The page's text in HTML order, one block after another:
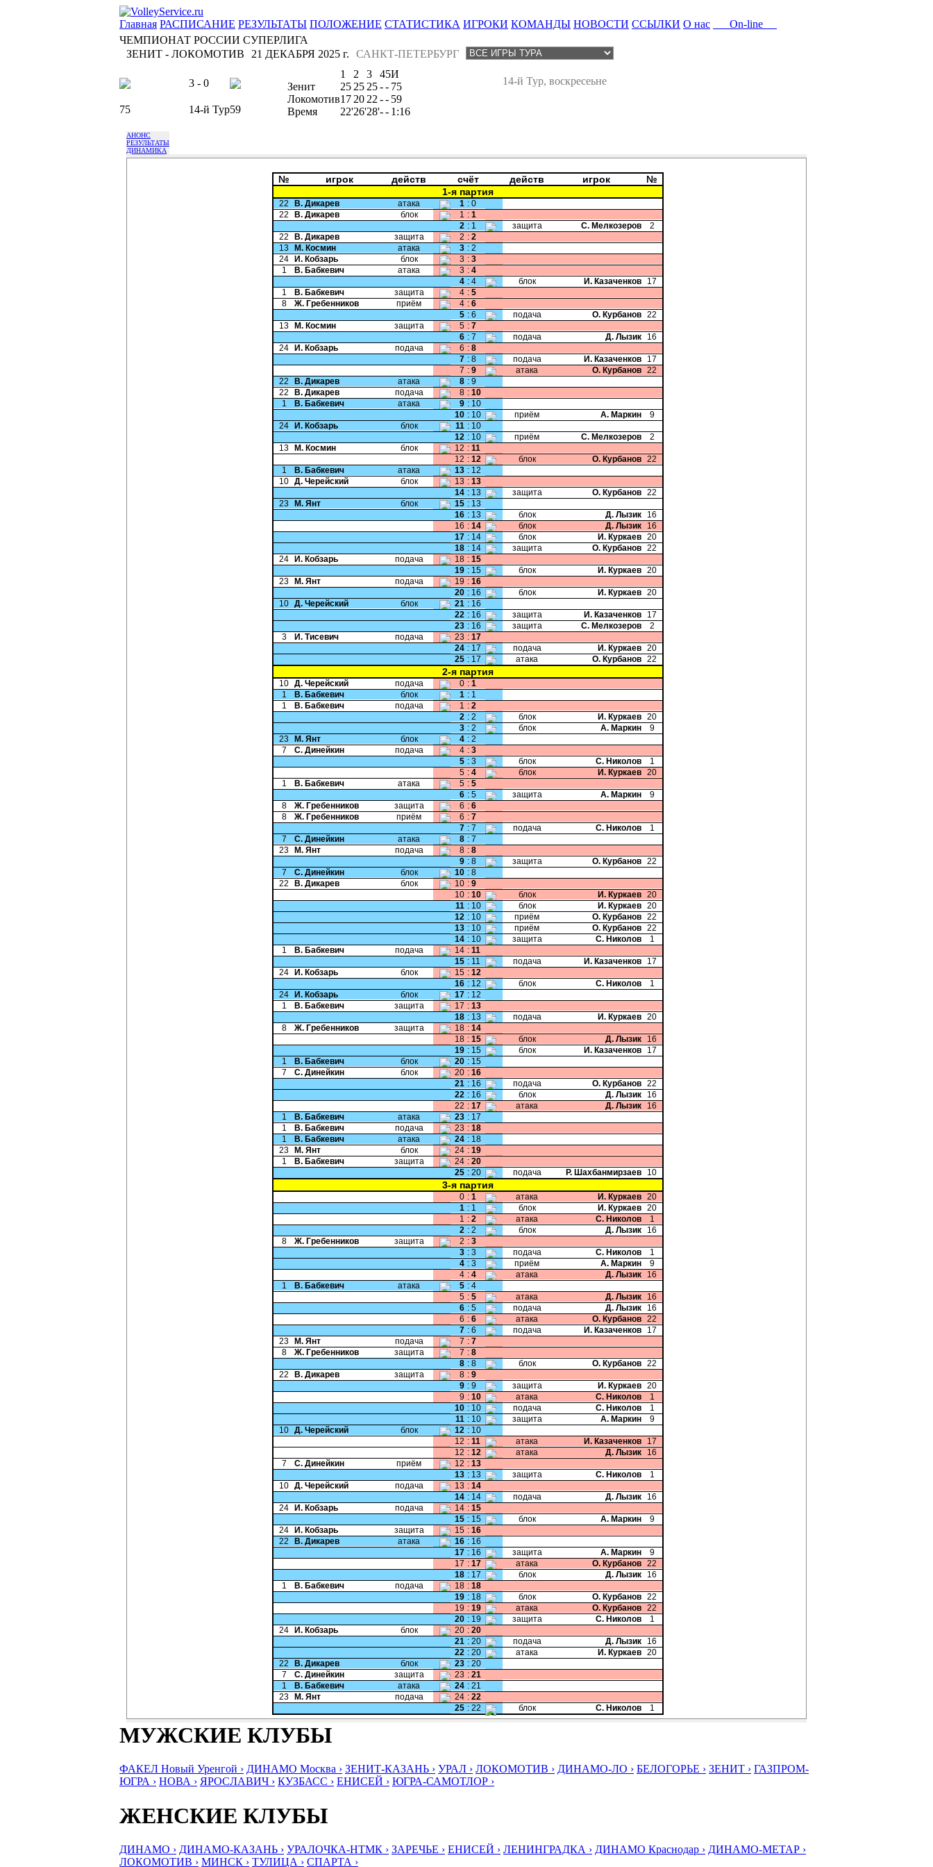
Главная РАСПИСАНИЕ РЕЗУЛЬТАТЫ ПОЛОЖЕНИЕ СТАТИСТИКА ИГРОКИ КОМАНДЫ НОВОСТИ ССЫЛКИ О нас
On-line
ЧЕМПИОНАТ РОССИИ СУПЕРЛИГА
ЗЕНИТ - ЛОКОМОТИВ
САНКТ-ПЕТЕРБУРГ
21 ДЕКАБРЯ 2025 г.
3 - 0
75 14-й Тур59
14-й Тур, воскресеьне
1 2 3 45И
Зенит
25 25 25-- 75
Локомотив17 20 22 -- 59
Время
22'26'28'-- 1:16
АНОНС
РЕЗУЛЬТАТЫ
ДИНАМИКА
№ игрок действ счёт действ игрок
№
1-я партия
22 В. Дикарев атака 1 : 0
22
В. Дикарев блок 1 : 1
2 : 1 защита С. Мелкозеров
2
22
В. Дикарев защита 2 : 2
13
М. Космин атака 3 : 2
24
И. Кобзарь блок 3 : 3
1
В. Бабкевич атака 3 : 4
4 : 4 блок И. Казаченков
17
1
В. Бабкевич защита 4 : 5
8
Ж. Гребенников приём 4 : 6
5 : 6 подача О. Курбанов 22
13
М. Космин защита 5 : 7
6 : 7 подача Д. Лызик
16
24
И. Кобзарь подача 6 : 8
7 : 8 подача И. Казаченков
17
7 : 9 атака О. Курбанов 22
22
В. Дикарев атака 8 : 9
22
В. Дикарев подача 8 : 10
1
В. Бабкевич атака 9 : 10
10 : 10 приём А. Маркин
9
24
И. Кобзарь блок 11 : 10
12 : 10 приём С. Мелкозеров
2
13
М. Космин блок 12 : 11
12 : 12 блок О. Курбанов 22
1
В. Бабкевич атака 13 : 12
10 Д. Черейский блок 13 : 13
14 : 13 защита О. Курбанов 22
23
М. Янт блок 15 : 13
16 : 13 блок Д. Лызик
16
16 : 14 блок Д. Лызик
16
17 : 14 блок И. Куркаев 20
18 : 14 защита О. Курбанов 22
24
И. Кобзарь подача 18 : 15
19 : 15 блок И. Куркаев 20
23
М. Янт подача 19 : 16
20 : 16 блок И. Куркаев 20
10 Д. Черейский блок 21 : 16
22 : 16 защита И. Казаченков
17
23 : 16 защита С. Мелкозеров
2
3
И. Тисевич подача 23 : 17
24 : 17 подача И. Куркаев 20
25 : 17 атака О. Курбанов 22
2-я партия
10 Д. Черейский подача 0 : 1
1
В. Бабкевич блок 1 : 1
1
В. Бабкевич подача 1 : 2
2 : 2 блок И. Куркаев 20
3 : 2 блок А. Маркин
9
23
М. Янт блок 4 : 2
7
С. Динейкин подача 4 : 3
5 : 3 блок С. Николов
1
5 : 4 блок И. Куркаев 20
1
В. Бабкевич атака 5 : 5
6 : 5 защита А. Маркин
9
8
Ж. Гребенников защита 6 : 6
8
Ж. Гребенников приём 6 : 7
7 : 7 подача С. Николов
1
7
С. Динейкин атака 8 : 7
23
М. Янт подача 8 : 8
9 : 8 защита О. Курбанов 22
7
С. Динейкин блок 10 : 8
22
В. Дикарев блок 10 : 9
10 : 10 блок И. Куркаев 20
11 : 10 блок И. Куркаев 20
12 : 10 приём О. Курбанов 22
13 : 10 приём О. Курбанов 22
14 : 10 защита С. Николов
1
1
В. Бабкевич подача 14 : 11
15 : 11 подача И. Казаченков
17
24
И. Кобзарь блок 15 : 12
16 : 12 блок С. Николов
1
24
И. Кобзарь блок 17 : 12
1
В. Бабкевич защита 17 : 13
18 : 13 подача И. Куркаев 20
8
Ж. Гребенников защита 18 : 14
18 : 15 блок Д. Лызик
16
19 : 15 блок И. Казаченков
17
1
В. Бабкевич блок 20 : 15
7
С. Динейкин блок 20 : 16
21 : 16 подача О. Курбанов 22
22 : 16 блок Д. Лызик
16
22 : 17 атака Д. Лызик
16
1
В. Бабкевич атака 23 : 17
1
В. Бабкевич подача 23 : 18
1
В. Бабкевич атака 24 : 18
23
М. Янт блок 24 : 19
1
В. Бабкевич защита 24 : 20
25 : 20 подача Р. Шахбанмирзаев 10
3-я партия
0 : 1 атака И. Куркаев 20
1 : 1 блок И. Куркаев 20
1 : 2 атака С. Николов
1
2 : 2 блок Д. Лызик
16
8
Ж. Гребенников защита 2 : 3
3 : 3 подача С. Николов
1
4 : 3 приём А. Маркин
9
4 : 4 атака Д. Лызик
16
1
В. Бабкевич атака 5 : 4
5 : 5 атака Д. Лызик
16
6 : 5 подача Д. Лызик
16
6 : 6 атака О. Курбанов 22
7 : 6 подача И. Казаченков
17
23
М. Янт подача 7 : 7
8
Ж. Гребенников защита 7 : 8
8 : 8 блок О. Курбанов 22
22
В. Дикарев защита 8 : 9
9 : 9 защита И. Куркаев 20
9 : 10 атака С. Николов
1
10 : 10 подача С. Николов
1
11 : 10 защита А. Маркин
9
10 Д. Черейский блок 12 : 10
12 : 11 атака И. Казаченков
17
12 : 12 атака Д. Лызик
16
7
С. Динейкин приём 12 : 13
13 : 13 защита С. Николов
1
10 Д. Черейский подача 13 : 14
14 : 14 подача Д. Лызик
16
24
И. Кобзарь подача 14 : 15
15 : 15 блок А. Маркин
9
24
И. Кобзарь защита 15 : 16
22
В. Дикарев атака 16 : 16
17 : 16 защита А. Маркин
9
17 : 17 атака О. Курбанов 22
18 : 17 блок Д. Лызик
16
1
В. Бабкевич подача 18 : 18
19 : 18 блок О. Курбанов 22
19 : 19 атака О. Курбанов 22
20 : 19 защита С. Николов
1
24
И. Кобзарь блок 20 : 20
21 : 20 подача Д. Лызик
16
22 : 20 атака И. Куркаев 20
22
В. Дикарев блок 23 : 20
7
С. Динейкин защита 23 : 21
1
В. Бабкевич атака 24 : 21
23
М. Янт подача 24 : 22
25 : 22 блок С. Николов 1
МУЖСКИЕ КЛУБЫ
ФАКЕЛ Новый Уренгой › ДИНАМО Москва › ЗЕНИТ-КАЗАНЬ › УРАЛ › ЛОКОМОТИВ › ДИНАМО-ЛО › БЕЛОГОРЬЕ › ЗЕНИТ › ГАЗПРОМ-
ЮГРА › НОВА › ЯРОСЛАВИЧ › КУЗБАСС › ЕНИСЕЙ › ЮГРА-САМОТЛОР ›
ЖЕНСКИЕ КЛУБЫ
ДИНАМО › ДИНАМО-КАЗАНЬ › УРАЛОЧКА-НТМК › ЗАРЕЧЬЕ › ЕНИСЕЙ › ЛЕНИНГРАДКА › ДИНАМО Краснодар › ДИНАМО-МЕТАР ›
ЛОКОМОТИВ › МИНСК › ТУЛИЦА › СПАРТА ›